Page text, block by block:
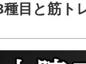
目と筋ト